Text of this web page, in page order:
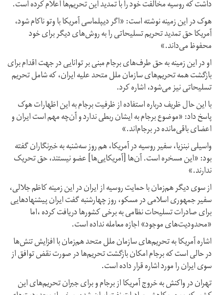
داشت که روسیه مخالفت خود را با تمدید این تحریم‌ها اعلام کرده است.
هوک در این زمینه نوشته است: «اگر دیپلماسی آمریكا با وتو ناکام شود،
آمریکا حق تمدید تحریم‌ تسلیحاتی را به روش‌های دیگر برای خود
محفوظ می‌داند.»
او در این زمینه به حق طرف‌های برجام مبنی بر توانایی در جهت اقدام برای
بازگشت همه تحریم‌های سازمان ملل متحد علیه ایران، که شامل تحریم
تسلیحاتی نیز می‌شود،‌ اشاره کرد.
با این حال ظریف درباره استفاده از ظرفیت برجام به این اظهارات هوک
پاسخ داد: «موضوع برجام به ایشان ربطی ندارد و آن‌چه مهم است ایران و
اعضای باقی‌مانده در برجام‌اند.»
واسیلی نبنزیا، سفیر روسیه در آمریکا، هم روز سه‌شنبه به خبرنگاران گفته
بود: «این مسخره است. آن‌ها [آمریکایی‌ها] عضو نیستند، حق تحریک
ندارند.»
از سوی دیگر هم‌زمان با حمایت روسیه از ایران در این زمینه کاظم جلالی،
‌سفیر جمهوری اسلامی در مسکو،‌ روز چهارشنبه گفت ایران پیشنهاد‌هایی
برای صادرات تسلیحات نظامی به برخی کشورها دریافت کرده ،‌اما
«محدودیت‌های موجود» اجازه معامله نداده است.
اشاره آمریکا به تحریم‌های سازمان ملل متحد هم‌زمان با افزایش تنش‌ها
در حالی است که برجام امکان بازگشت تحریم‌ها در صورت نقض توافق از
سوی ایران را مورد اشاره قرار داده است.
تهران در واکنش به خروج آمریکا از برجام و برای جبران تحریم‌های این